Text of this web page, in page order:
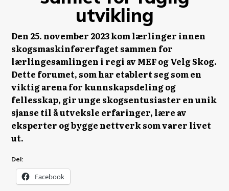
utvikling
Den 25. november 2023 kom lærlinger innen
skogsmaskinførerfaget sammen for
lærlingesamlingen i regi av MEF og Velg Skog.
Dette forumet, som har etablert seg som en
viktig arena for kunnskapsdeling og
fellesskap, gir unge skogsentusiaster en unik
sjanse til å utveksle erfaringer, lære av
eksperter og bygge nettverk som varer livet
ut.
Del:
Facebook